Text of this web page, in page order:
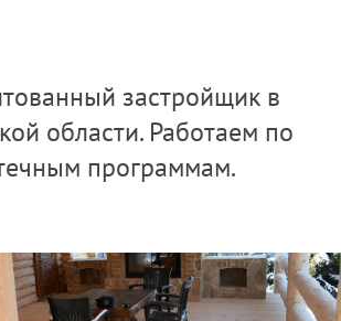
застройщик в
области. Работаем по
программам.